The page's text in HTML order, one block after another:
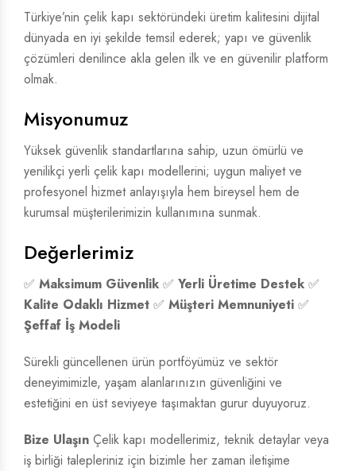
Türkiye’nin çelik kapı sektöründeki üretim kalitesini dijital
dünyada en iyi şekilde temsil ederek; yapı ve güvenlik
çözümleri denilince akla gelen ilk ve en güvenilir platform
olmak.
Misyonumuz
Yüksek güvenlik standartlarına sahip, uzun ömürlü ve
yenilikçi yerli çelik kapı modellerini; uygun maliyet ve
profesyonel hizmet anlayışıyla hem bireysel hem de
kurumsal müşterilerimizin kullanımına sunmak.
Değerlerimiz
✅ Maksimum Güvenlik ✅ Yerli Üretime Destek ✅
Kalite Odaklı Hizmet ✅ Müşteri Memnuniyeti ✅
Şeffaf İş Modeli
Sürekli güncellenen ürün portföyümüz ve sektör
deneyimimizle, yaşam alanlarınızın güvenliğini ve
estetiğini en üst seviyeye taşımaktan gurur duyuyoruz.
Bize Ulaşın Çelik kapı modellerimiz, teknik detaylar veya
iş birliği talepleriniz için bizimle her zaman iletişime